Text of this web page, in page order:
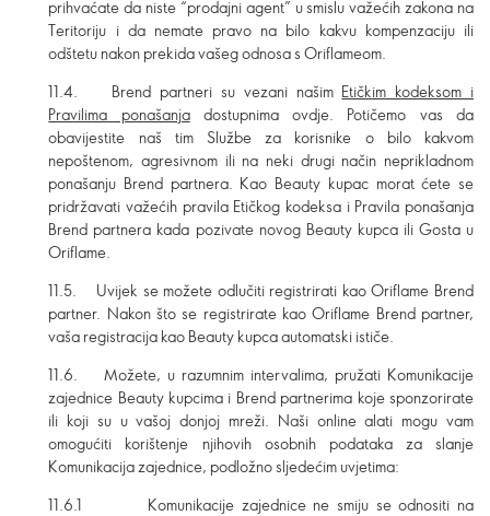
prihvaćate da niste “prodajni agent” u smislu važećih zakona na
Teritoriju i da nemate pravo na bilo kakvu kompenzaciju ili
odštetu nakon prekida vašeg odnosa s Oriflameom.
11.4. Brend partneri su vezani našim Etičkim kodeksom i
Pravilima ponašanja
dostupnima ovdje. Potičemo vas da
obavijestite naš tim Službe za korisnike o bilo kakvom
nepoštenom, agresivnom ili na neki drugi način neprikladnom
ponašanju Brend partnera. Kao Beauty kupac morat ćete se
pridržavati važećih pravila Etičkog kodeksa i Pravila ponašanja
Brend partnera kada pozivate novog Beauty kupca ili Gosta u
Oriflame.
11.5. Uvijek se možete odlučiti registrirati kao Oriflame Brend
partner. Nakon što se registrirate kao Oriflame Brend partner,
vaša registracija kao Beauty kupca automatski ističe.
11.6. Možete, u razumnim intervalima, pružati Komunikacije
zajednice Beauty kupcima i Brend partnerima koje sponzorirate
ili koji su u vašoj donjoj mreži. Naši online alati mogu vam
omogućiti korištenje njihovih osobnih podataka za slanje
Komunikacija zajednice, podložno sljedećim uvjetima:
11.6.1 Komunikacije zajednice ne smiju se odnositi na